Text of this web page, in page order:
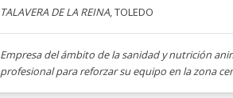
TALAVERA DE LA REINA, TOLEDO
Empresa del ámbito de la sanidad y nutrición
profesional para reforzar su equipo en la zona